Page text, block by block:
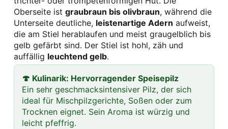
Oberseite ist graubraun bis olivbraun, während die
Unterseite deutliche, leistenartige Adern aufweist,
die am Stiel herablaufen und meist graugelblich bis
gelb gefärbt sind. Der Stiel ist hohl, zäh und
auffällig leuchtend gelb.
🍄 Kulinarik: Hervorragender Speisepilz
Ein sehr geschmacksintensiver Pilz, der sich
ideal für Mischpilzgerichte, Soßen oder zum
Trocknen eignet. Sein Aroma ist würzig und
leicht pfeffrig.